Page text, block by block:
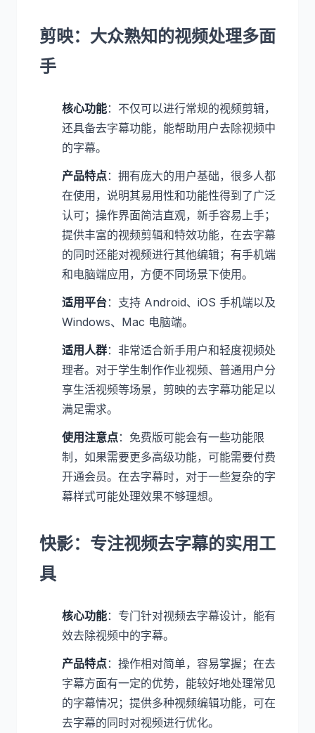
剪映：大众熟知的视频处理多面
手
核心功能：不仅可以进行常规的视频剪辑，
还具备去字幕功能，能帮助用户去除视频中
的字幕。
产品特点：拥有庞大的用户基础，很多人都
在使用，说明其易用性和功能性得到了广泛
认可；操作界面简洁直观，新手容易上手；
提供丰富的视频剪辑和特效功能，在去字幕
的同时还能对视频进行其他编辑；有手机端
和电脑端应用，方便不同场景下使用。
适用平台：支持 Android、iOS 手机端以及
Windows、Mac 电脑端。
适用人群：非常适合新手用户和轻度视频处
理者。对于学生制作作业视频、普通用户分
享生活视频等场景，剪映的去字幕功能足以
满足需求。
使用注意点：免费版可能会有一些功能限
制，如果需要更多高级功能，可能需要付费
开通会员。在去字幕时，对于一些复杂的字
幕样式可能处理效果不够理想。
快影：专注视频去字幕的实用工
具
核心功能：专门针对视频去字幕设计，能有
效去除视频中的字幕。
产品特点：操作相对简单，容易掌握；在去
字幕方面有一定的优势，能较好地处理常见
的字幕情况；提供多种视频编辑功能，可在
去字幕的同时对视频进行优化。